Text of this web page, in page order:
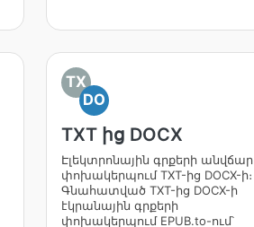
TX
DO
TXT ից DOCX
Էլեկտրոնային գրքերի անվճար
փոխակերպում TXT-ից DOCX-ի։
Գնահատված TXT-ից DOCX-ի
էկրանային գրքերի
փոխակերպում EPUB.to-ում՝